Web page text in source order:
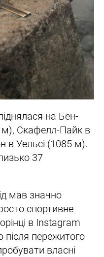
на Бен-
м), Скафелл-Пайк в
в Уельсі (1085 м).
37
мав значно
спортивне
в Instagram
пережитого
власні